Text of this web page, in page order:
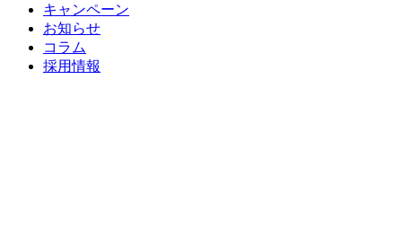
キャンペーン
お知らせ
コラム
採用情報